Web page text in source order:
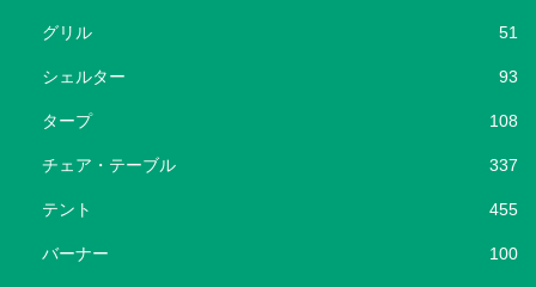
グリル 51
シェルター 93
タープ 108
チェア・テーブル 337
テント 455
バーナー 100